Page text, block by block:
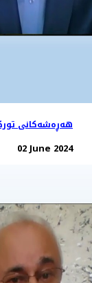
هەڕەشەکانی
02 June 2024